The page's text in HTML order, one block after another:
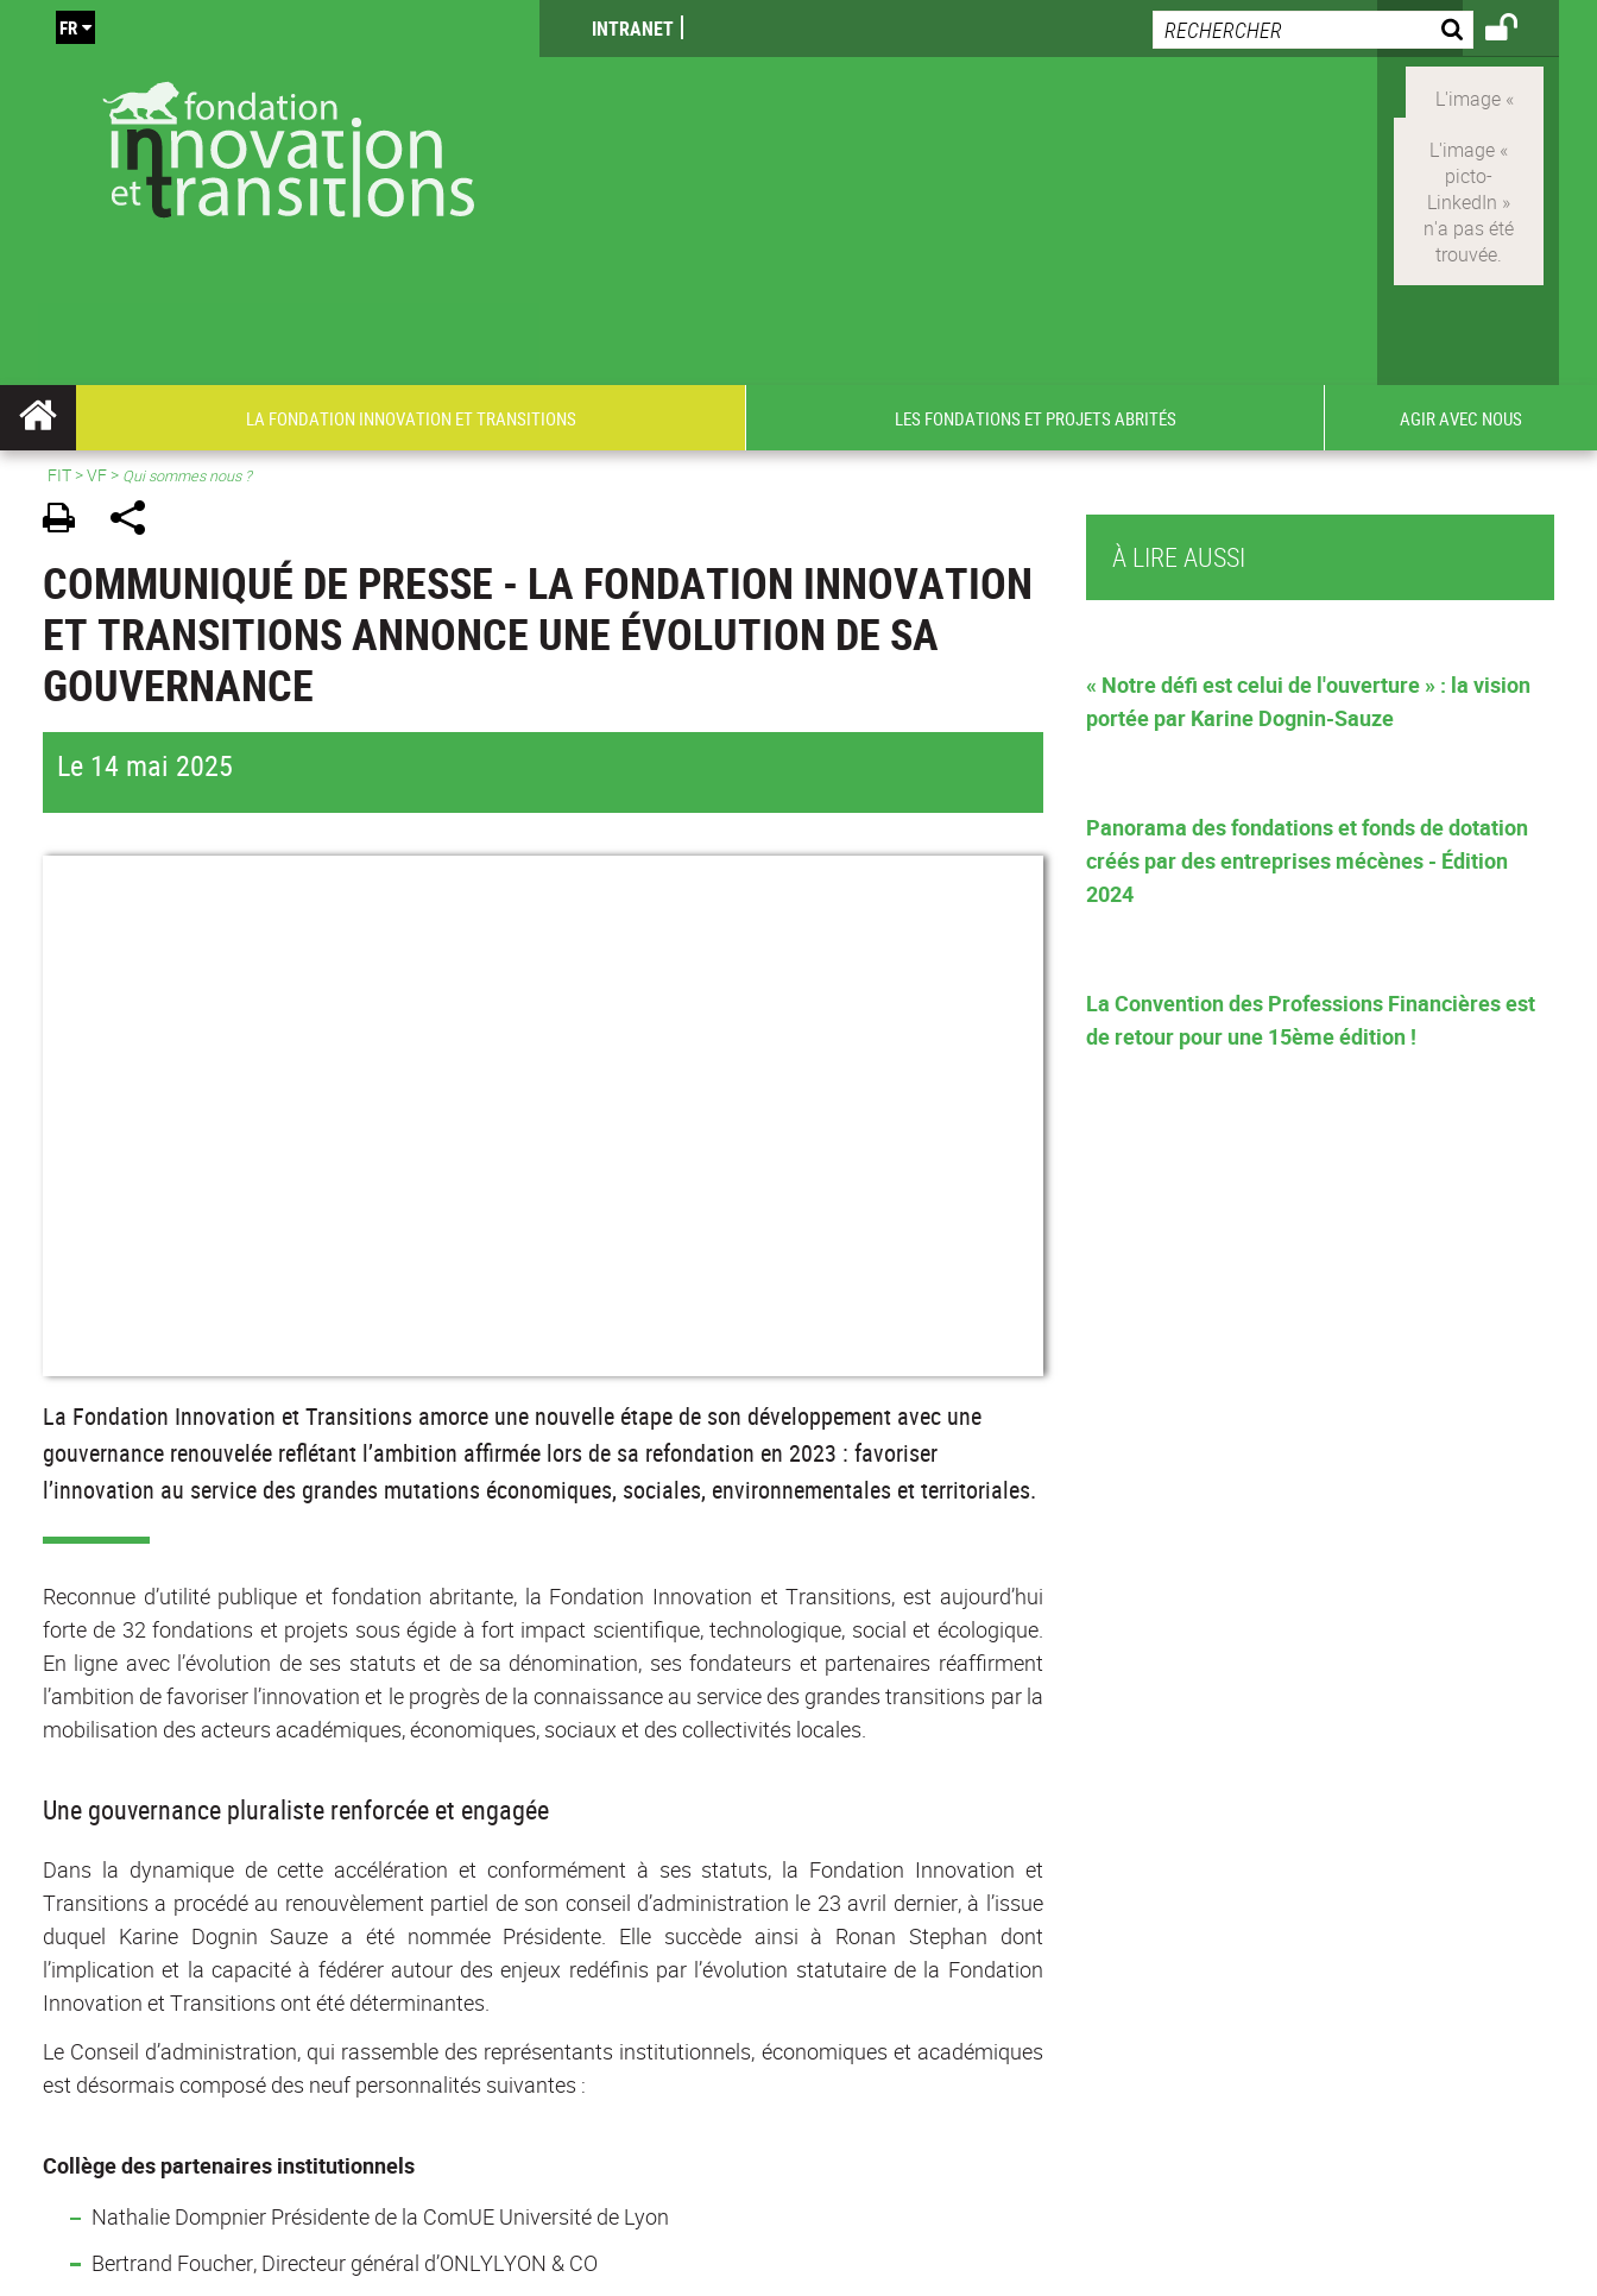
INTRANET
FR
LA FONDATION INNOVATION ET TRANSITIONS LES FONDATIONS ET PROJETS ABRITÉS AGIR AVEC NOUS
FIT>VF> Qui sommes nous ?
COMMUNIQUÉ DE PRESSE - LA FONDATION INNOVATION
ET TRANSITIONS ANNONCE UNE ÉVOLUTION DE SA
GOUVERNANCE
Le 14 mai 2025
La Fondation Innovation et Transitions amorce une nouvelle étape de son développement avec une
gouvernance renouvelée reflétant l’ambition affirmée lors de sa refondation en 2023 : favoriser
l’innovation au service des grandes mutations économiques, sociales, environnementales et territoriales.
Reconnue d’utilité publique et fondation abritante, la Fondation Innovation et Transitions, est aujourd’hui
forte de 32 fondations et projets sous égide à fort impact scientifique, technologique, social et écologique.
En ligne avec l’évolution de ses statuts et de sa dénomination, ses fondateurs et partenaires réaffirment
l’ambition de favoriser l’innovation et le progrès de la connaissance au service des grandes transitions par la
mobilisation des acteurs académiques, économiques, sociaux et des collectivités locales.
Une gouvernance pluraliste renforcée et engagée
Dans la dynamique de cette accélération et conformément à ses statuts, la Fondation Innovation et
Transitions a procédé au renouvèlement partiel de son conseil d’administration le 23 avril dernier, à l’issue
duquel Karine Dognin Sauze a été nommée Présidente. Elle succède ainsi à Ronan Stephan dont
l’implication et la capacité à fédérer autour des enjeux redéfinis par l’évolution statutaire de la Fondation
Innovation et Transitions ont été déterminantes.
Le Conseil d’administration, qui rassemble des représentants institutionnels, économiques et académiques
est désormais composé des neuf personnalités suivantes :
Collège des partenaires institutionnels
Nathalie Dompnier Présidente de la ComUE Université de Lyon
Bertrand Foucher, Directeur général d’ONLYLYON & CO
À LIRE AUSSI
« Notre défi est celui de l'ouverture » : la vision
portée par Karine Dognin-Sauze
Panorama des fondations et fonds de dotation
créés par des entreprises mécènes - Édition
2024
La Convention des Professions Financières est
de retour pour une 15ème édition !